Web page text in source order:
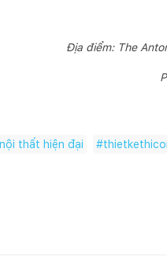
Địa điểm: The
nội thất hiện đại #